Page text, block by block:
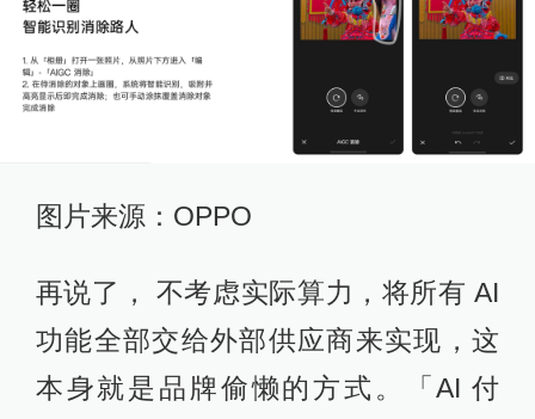
图片来源：OPPO
再说了， 不考虑实际算力，将所有 AI
功能全部交给外部供应商来实现，这
本身就是品牌偷懒的方式。「AI 付